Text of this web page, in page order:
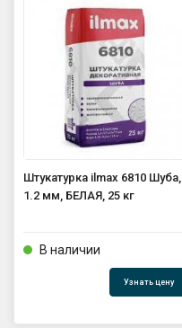
Штукатурка ilmax 6810 Шуба,
1.2 мм, БЕЛАЯ, 25 кг
В наличии
Узнать цену